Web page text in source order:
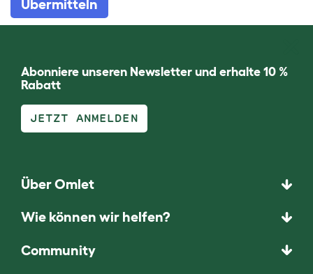
Übermitteln
Abonniere unseren Newsletter und erhalte 10 %
Rabatt
JETZT ANMELDEN
Über Omlet
Wie können wir helfen?
Community